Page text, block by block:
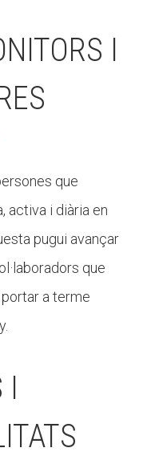
I
que
activa i diària en
pugui avançar
que
a terme
I